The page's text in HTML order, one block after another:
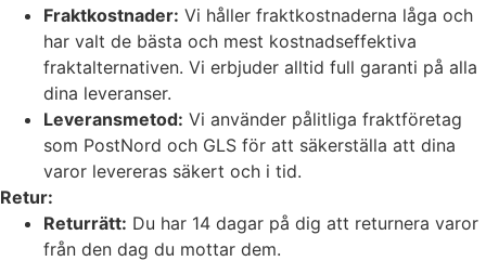
Fraktkostnader: Vi håller fraktkostnaderna låga och
har valt de bästa och mest kostnadseffektiva
fraktalternativen. Vi erbjuder alltid full garanti på alla
dina leveranser.
Leveransmetod: Vi använder pålitliga fraktföretag
som PostNord och GLS för att säkerställa att dina
varor levereras säkert och i tid.
Retur:
Returrätt: Du har 14 dagar på dig att returnera varor
från den dag du mottar dem.